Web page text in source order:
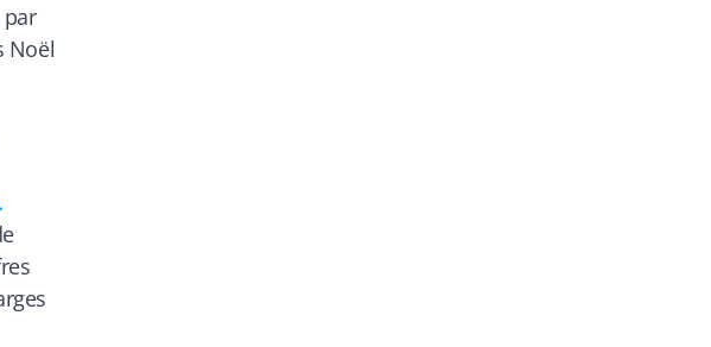
par
Noël